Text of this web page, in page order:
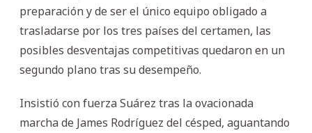
preparación y de ser el único equipo obligado a
trasladarse por los tres países del certamen, las
posibles desventajas competitivas quedaron en un
segundo plano tras su desempeño.
Insistió con fuerza Suárez tras la ovacionada
marcha de James Rodríguez del césped, aguantando